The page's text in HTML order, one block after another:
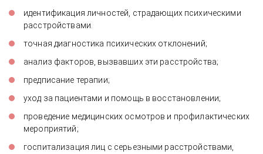
идентификация личностей, страдающих психическими
расстройствами.
точная диагностика психических отклонений;
анализ факторов, вызвавших эти расстройства;
предписание терапии;
уход за пациентами и помощь в восстановлении;
проведение медицинских осмотров и профилактических
мероприятий;
госпитализация лиц с серьезными расстройствами,